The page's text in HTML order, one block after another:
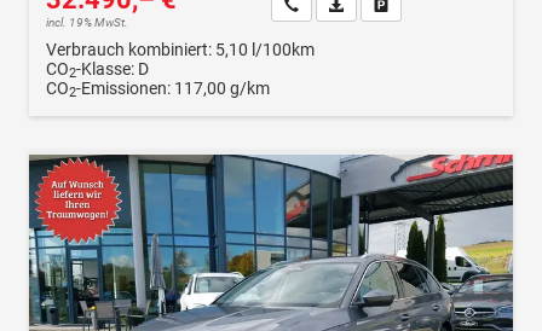
incl. 19% MwSt.
Wir rufen Sie anFahrzeugexposé (PDF)
Verbrauch kombiniert: 5,10 l/100km
CO2-Klasse: D
CO2-Emissionen: 117,00 g/km